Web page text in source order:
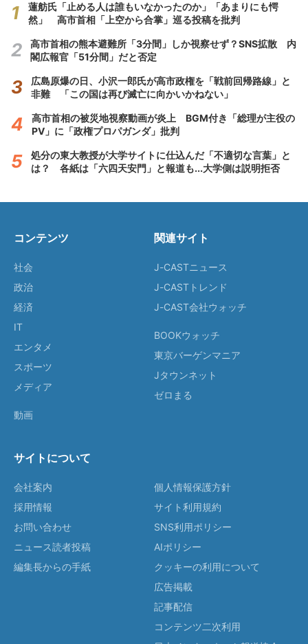
蓮舫氏「止める人は誰もいなかったのか」「あまりにも愕
然」 高市首相「上空から合掌」巡る投稿を批判
高市首相の熊本避難所「3分間」しか視察せず？SNS拡散 内
閣広報官「51分間」だと否定
広島原爆の日、小沢一郎氏が高市政権を「戦前回帰路線」と
非難 「この国は再び滅亡に向かいかねない」
高市首相の被災地視察動画が炎上 BGM付き「総理が主役の
PV」に「政権プロパガンダ」批判
処分の東大教授が大学サイトに仕込んだ「不適切な言葉」と
は？ 各紙は「六四天安門」と報道も...大学側は説明拒否
コンテンツ
社会
政治
経済
IT
エンタメ
スポーツ
メディア
動画
関連サイト
J-CASTニュース
J-CASTトレンド
J-CAST会社ウォッチ
BOOKウォッチ
東京バーゲンマニア
Jタウンネット
ゼロまる
サイトについて
会社案内
採用情報
お問い合わせ
ニュース読者投稿
編集長からの手紙
個人情報保護方針
サイト利用規約
SNS利用ポリシー
AIポリシー
クッキーの利用について
広告掲載
記事配信
コンテンツ二次利用